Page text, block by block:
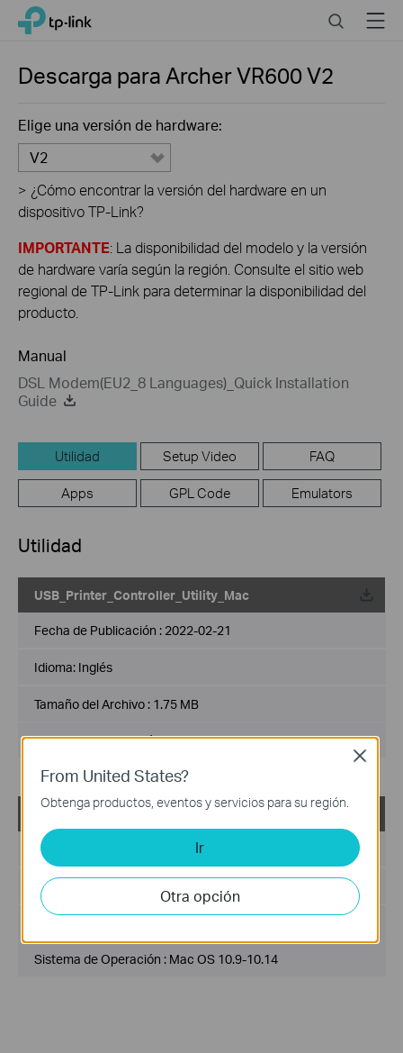
Click
navigation
TP-Link, Reliably Smart SearchMenu
Descarga paraArcher VR600V2
Elige una versión de hardware:
V2
> ¿Cómo encontrar la versión del hardware en un
dispositivo TP-Link?
IMPORTANTE: La disponibilidad del modelo y la versión
de hardware varía según la región. Consulte el sitio web
regional de TP-Link para determinar la disponibilidad del
producto.
Manual
DSL Modem(EU2_8 Languages)_Quick Installation
Guide
Utilidad Setup Video FAQ
Apps GPL Code Emulators
Utilidad
USB_Printer_Controller_Utility_Mac
Fecha de Publicación : 2022-02-21
Idioma: Inglés
Tamaño del Archivo : 1.75 MB
Sistema de Operación : Mac OS 10.15/11.x/12.x
USB_Printer_Controller_Utility_Mac
Fecha de Publicación : 2018-10-29
Idioma:
Sistema de Operación : Mac OS 10.9-10.14
From United States?
Obtenga productos, eventos y servicios para su región.
Ir
Otra opción
Close